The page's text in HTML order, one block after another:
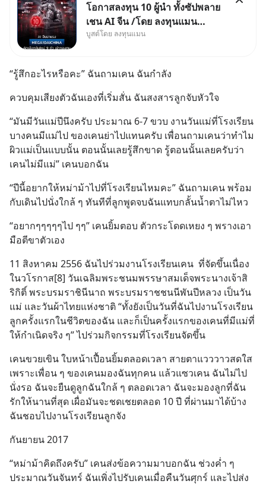
โอกาสลงทุน 10 ผู้นำ ทั้งซัปพลาย
เชน AI จีน /โดย ลงทุนแมน
✅ลงทุนตรง คัด 10 ผู้นำเน้น ๆ ใน
ผู้นำ AI จีน ตั้งแต่โรงงานผลิตชิป
หน่วยความจำ โมเดล
บูสต์โดย ลงทุนแมน
“รู้สึกอะไรหรือคะ” ฉันถามเคน ฉันกำลัง
ควบคุมเสียงตัวฉันเองที่เริ่มสั่น ฉันสงสารลูกจับหัวใจ
“มันมีวันแม่ปีนึงครับ ประมาณ 6-7 ขวบ งานวันแม่ที่โรงเรียน
บางคนมีแม่ไป ของเคนย่าไปแทนครับ เพื่อนถามเคนว่าทำไม
ผิวแม่เป็นแบบนั้น ตอนนั้นเลยรู้สึกขาด รู้ตอนนั้นเลยครับว่า
เคนไม่มีแม่” เคนบอกฉัน
“ปีนี้อยากให้หม่าม้าไปที่โรงเรียนไหมคะ” ฉันถามเคน พร้อม
กับเดินไปนั่งใกล้ ๆ ทันทีที่ลูกพูดจบฉันแทบกลั้นน้ำตาไม่ไหว
“อยากๆๆๆๆๆไป ๆๆ” เคนยิ้มตอบ ตัวกระโดดเหยง ๆ พรางเอา
มือตีขาตัวเอง
11 สิงหาคม 2556 ฉันไปร่วมงานโรงเรียนเคน  ที่จัดขึ้นเนื่อง
ในวโรกาส[8] วันเฉลิมพระชนมพรรษาสมเด็จพระนางเจ้าสิ
ริกิติ์ พระบรมราชินีนาถ พระบรมราชชนนีพันปีหลวง เป็นวัน
แม่ และวันผ้าไทยแห่งชาติ “ทั้งยังเป็นวันที่ฉันไปงานโรงเรียน
ลูกครั้งแรกในชีวิตของฉัน และก็เป็นครั้งแรกของเคนที่มีแม่ที่
ให้กำเนิดจริง ๆ” ไปร่วมกิจกรรมที่โรงเรียนจัดขึ้น
เคนขวยเขิน ใบหน้าเปื้อนยิ้มตลอดเวลา สายตาแวววาวสดใส
เพราะเพื่อน ๆ ของเคนมองฉันทุกคน แล้วแซวเคน ฉันไม่ไป
นั่งรอ ฉันจะยืนดูลูกฉันใกล้ ๆ ตลอดเวลา ฉันจะมองลูกที่ฉัน
รักให้นานที่สุด เผื่อมันจะชดเชยตลอด 10 ปี ที่ผ่านมาได้บ้าง
ฉันชอบไปงานโรงเรียนลูกจัง
กันยายน 2017
“หม่าม้าคิดถึงครับ” เคนส่งข้อความมาบอกฉัน ช่วงค่ำ ๆ
ประมาณวันจันทร์ ฉันเพิ่งไปรับเคนเมื่อคืนวันศุกร์ และไปส่ง